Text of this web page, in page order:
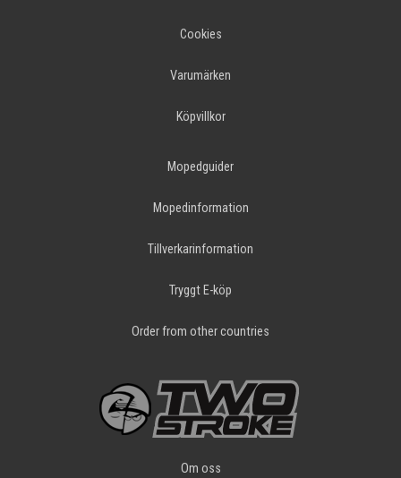
Cookies
Varumärken
Köpvillkor
Mopedguider
Mopedinformation
Tillverkarinformation
Tryggt E-köp
Order from other countries
Om oss